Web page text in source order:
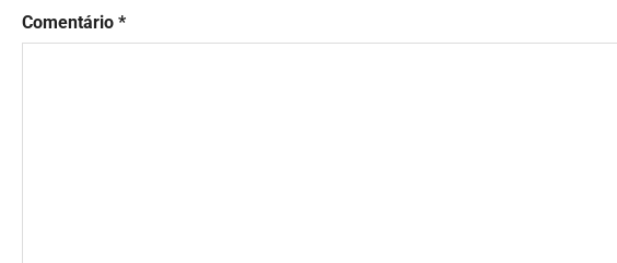
Comentário*